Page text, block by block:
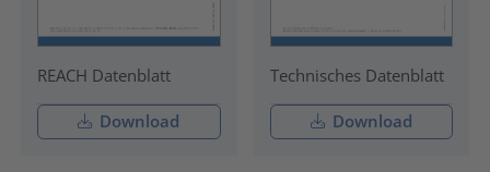
REACH Datenblatt
Download
Technisches Datenblatt
Download